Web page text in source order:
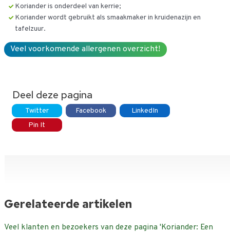
Koriander is onderdeel van kerrie;
Koriander wordt gebruikt als smaakmaker in kruidenazijn en
tafelzuur.
Veel voorkomende allergenen overzicht!
Deel deze pagina
Twitter Facebook
LinkedIn
Pin It
Gerelateerde artikelen
Veel klanten en bezoekers van deze pagina 'Koriander: Een